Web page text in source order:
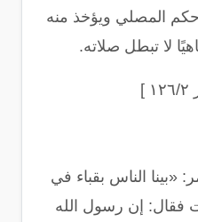
حكم المصلي ويؤخذ منه
لا تبطل صلاته.
]
«بينا الناس بقباء في
فقال: إن رسول الله